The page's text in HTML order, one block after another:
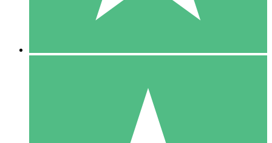
10 Téléchargements
20 00